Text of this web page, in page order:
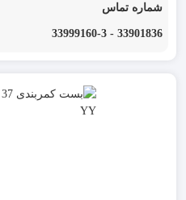
کمربندی در دو رنگ بست کمربندی
شماره تماس
33901836 - 33999160-3